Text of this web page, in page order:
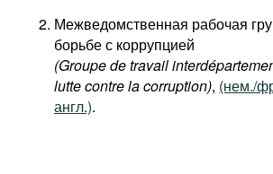
Межведомственная рабочая
борьбе с коррупцией
(Groupe de travail
lutte contre la corruption), (нем./
англ.).